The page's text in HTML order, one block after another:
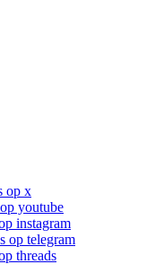
op x
youtube
instagram
op telegram
threads